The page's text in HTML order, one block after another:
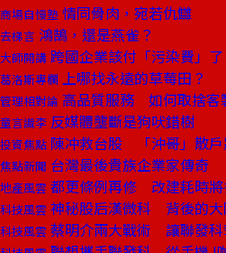
商場自慢塾 情同骨肉，宛若仇讎
去梯言 鴻鵠，還是燕雀？
大師開講 跨國企業該付「污染費」了
葛洛斯專欄 上哪找永遠的草莓田？
管理相對論 高品質服務 如何取捨客
童言識李 反媒體壟斷是狗吠錯樹
投資焦點 陳冲救台股 「沖哥」散戶
焦點新聞 台灣最後貴族企業家傳奇
地產風雲 都更條例再修 改建耗時將
科技風雲 神秘股后漢微科 背後的大
科技風雲 蔡明介兩大戰術 讓聯發科